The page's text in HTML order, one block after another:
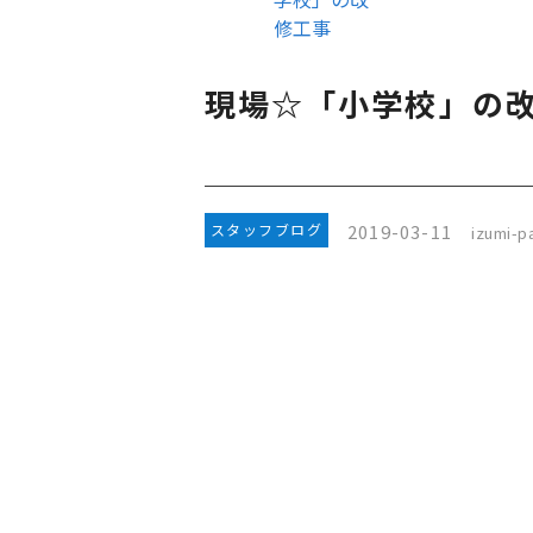
修工事
現場☆「小学校」の
スタッフブログ 2019-03-11 izumi-